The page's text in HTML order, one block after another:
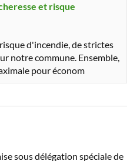
et risque
d'incendie, de strictes
notre commune. Ensemble,
pour économ
sous délégation spéciale de